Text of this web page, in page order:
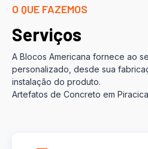
O QUE FAZEMOS
Serviços
A Blocos Americana fornece ao
personalizado, desde sua
instalação do produto.
Artefatos de Concreto em